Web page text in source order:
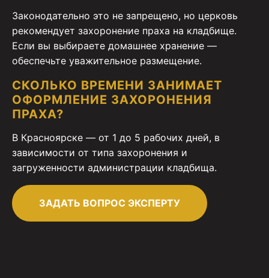
Законодательно это не запрещено, но церковь
рекомендует захоронение праха на кладбище.
Если вы выбираете домашнее хранение —
обеспечьте уважительное размещение.
СКОЛЬКО ВРЕМЕНИ ЗАНИМАЕТ
ОФОРМЛЕНИЕ ЗАХОРОНЕНИЯ
ПРАХА?
В Красноярске — от 1 до 5 рабочих дней, в
зависимости от типа захоронения и
загруженности администрации кладбища.
ЗАДАТЬ ВОПРОС ЭКСПЕРТУ